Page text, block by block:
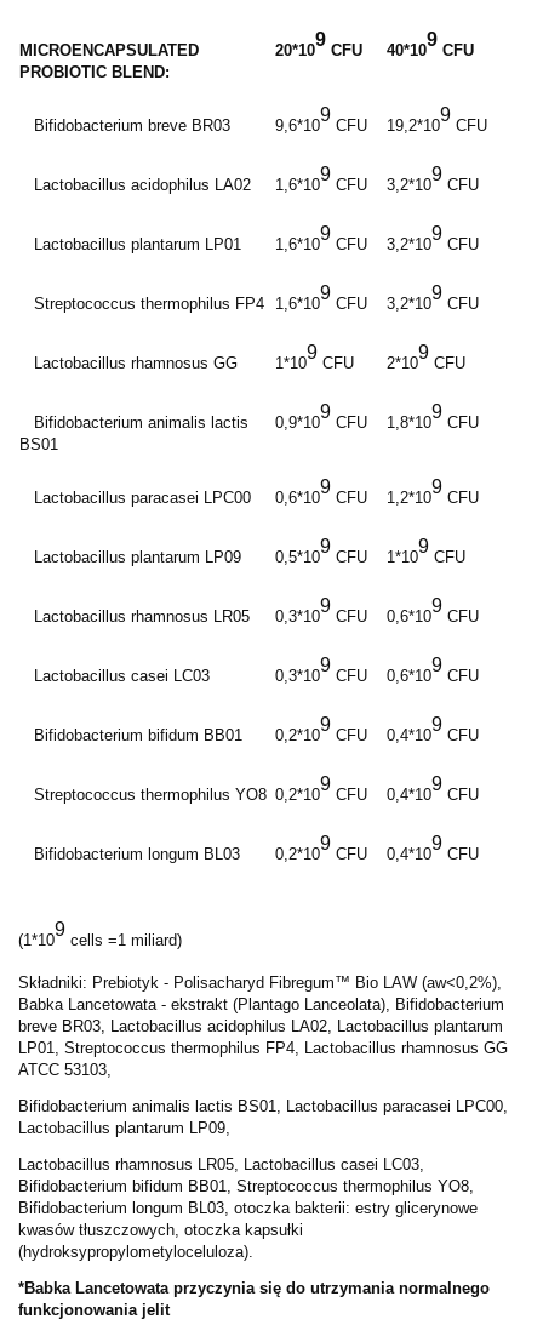
MICROENCAPSULATED
PROBIOTIC BLEND:
20*10
9
CFU 40*10
9
CFU
Bifidobacterium breve BR03 9,6*10
9
CFU 19,2*10
9
CFU
Lactobacillus acidophilus LA02 1,6*10
9
CFU 3,2*10
9
CFU
Lactobacillus plantarum LP01 1,6*10
9
CFU 3,2*10
9
CFU
Streptococcus thermophilus FP4 1,6*10
9
CFU 3,2*10
9
CFU
Lactobacillus rhamnosus GG 1*10
9
CFU 2*10
9
CFU
Bifidobacterium animalis lactis
BS01
0,9*10
9
CFU 1,8*10
9
CFU
Lactobacillus paracasei LPC00 0,6*10
9
CFU 1,2*10
9
CFU
Lactobacillus plantarum LP09 0,5*10
9
CFU 1*10
9
CFU
Lactobacillus rhamnosus LR05 0,3*10
9
CFU 0,6*10
9
CFU
Lactobacillus casei LC03 0,3*10
9
CFU 0,6*10
9
CFU
Bifidobacterium bifidum BB01 0,2*10
9
CFU 0,4*10
9
CFU
Streptococcus thermophilus YO8 0,2*10
9
CFU 0,4*10
9
CFU
Bifidobacterium longum BL03 0,2*10
9
CFU 0,4*10
9
CFU
(1*10
9
cells =1 miliard)
Składniki: Prebiotyk - Polisacharyd Fibregum™ Bio LAW (aw<0,2%),
Babka Lancetowata - ekstrakt (Plantago Lanceolata), Bifidobacterium
breve BR03, Lactobacillus acidophilus LA02, Lactobacillus plantarum
LP01, Streptococcus thermophilus FP4, Lactobacillus rhamnosus GG
ATCC 53103,
Bifidobacterium animalis lactis BS01, Lactobacillus paracasei LPC00,
Lactobacillus plantarum LP09,
Lactobacillus rhamnosus LR05, Lactobacillus casei LC03,
Bifidobacterium bifidum BB01, Streptococcus thermophilus YO8,
Bifidobacterium longum BL03, otoczka bakterii: estry glicerynowe
kwasów tłuszczowych, otoczka kapsułki
(hydroksypropylometyloceluloza).
*Babka Lancetowata przyczynia się do utrzymania normalnego
funkcjonowania jelit